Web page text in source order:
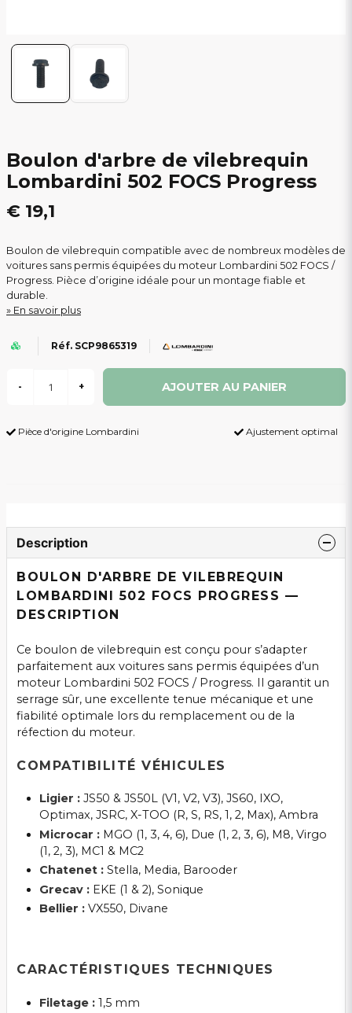
Boulon d'arbre de vilebrequin
Lombardini 502 FOCS Progress
€ 19,1
Boulon de vilebrequin compatible avec de nombreux modèles de
voitures sans permis équipées du moteur Lombardini 502 FOCS /
Progress. Pièce d’origine idéale pour un montage fiable et
durable.
En savoir plus
Réf. SCP9865319
- + AJOUTER AU PANIER
Pièce d'origine Lombardini Ajustement optimal
Description
BOULON D'ARBRE DE VILEBREQUIN
LOMBARDINI 502 FOCS PROGRESS —
DESCRIPTION
Ce boulon de vilebrequin est conçu pour s’adapter
parfaitement aux voitures sans permis équipées d’un
moteur Lombardini 502 FOCS / Progress. Il garantit un
serrage sûr, une excellente tenue mécanique et une
fiabilité optimale lors du remplacement ou de la
réfection du moteur.
COMPATIBILITÉ VÉHICULES
Ligier :JS50 & JS50L (V1, V2, V3), JS60, IXO,
Optimax, JSRC, X-TOO (R, S, RS, 1, 2, Max), Ambra
Microcar :MGO (1, 3, 4, 6), Due (1, 2, 3, 6), M8, Virgo
(1, 2, 3), MC1 & MC2
Chatenet :Stella, Media, Barooder
Grecav :EKE (1 & 2), Sonique
Bellier :VX550, Divane
CARACTÉRISTIQUES TECHNIQUES
Filetage :1,5 mm